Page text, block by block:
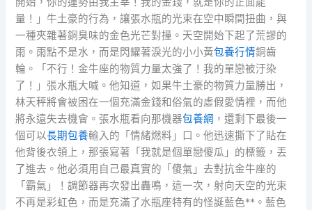
量！」牛土豪的行為，讓張水瓶的光束在空中瞬間扭曲，與
一種夾雜著銅臭味的金色光芒對撞。天空開始下起了荒謬的
雨。雨點不是水，而是閃耀著淚光的小小黃包養行情銅齒
輪。「不行！金牛座的物質力量太強了！我的單戀被汙染
了！」張水瓶大喊。他知道，如果牛土豪的物質力量勝出，
林天秤將會被困在一個充滿金錢和俗氣的虛假愛情裡，而他
將永遠失去機會。張水瓶看向那機器包養網 ，還剩下最後一
個可以長期包養輸入的「情緒燃料」口。他迅速撕下了貼在
他背後衣領上，那張寫著「我就是個單戀傻瓜」的標籤，丟
了進去。他必須用自己最真實的「傻氣」去對抗金牛座的
「霸氣」！調節器再次發出轟鳴，這一次，射向天空的光束
不再是彩虹色，而是充滿了水瓶座特有的怪誕藍色**。藍色